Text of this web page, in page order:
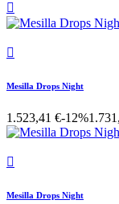


Mesilla Drops Night
1.523,41 €-12%

Mesilla Drops Night